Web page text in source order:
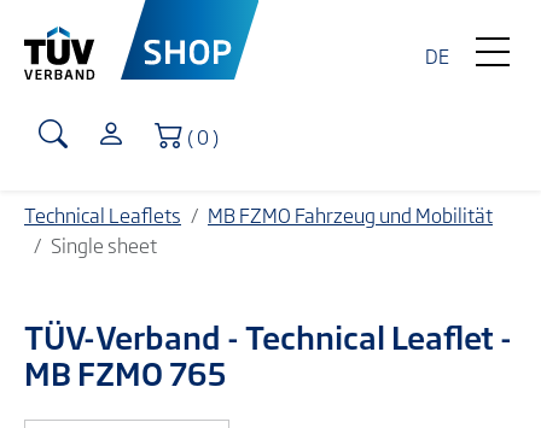
DE
Shopping Cart
( 0 )
Technical Leaflets
MB FZMO Fahrzeug und Mobilität
Single sheet
TÜV-Verband - Technical Leaflet -
MB FZMO 765